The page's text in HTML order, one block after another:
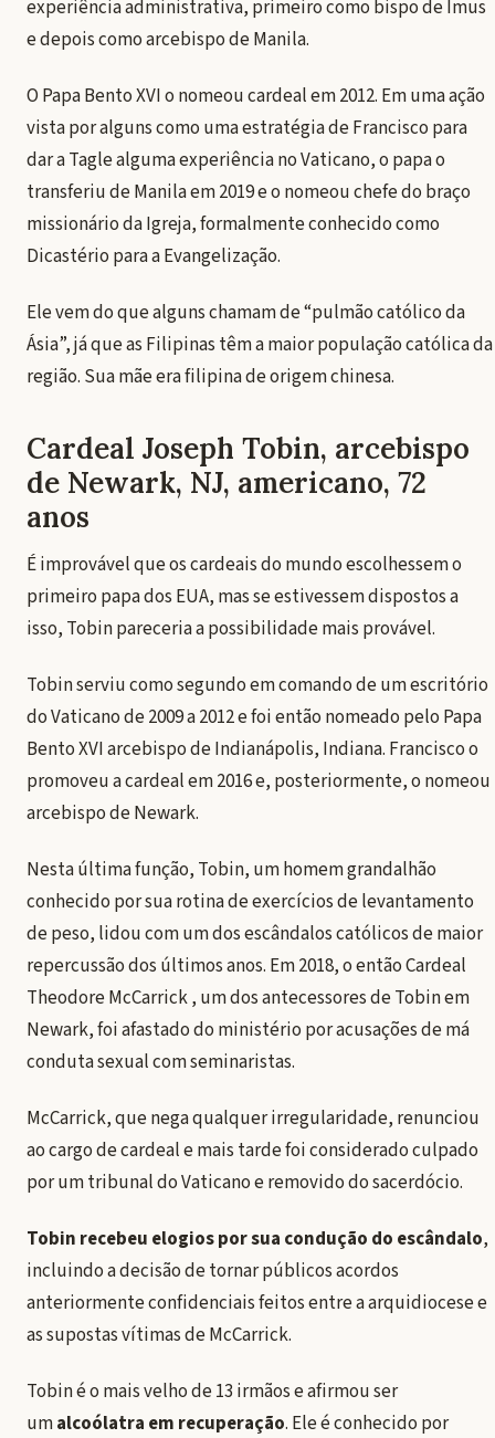
experiência administrativa, primeiro como bispo de Imus
e depois como arcebispo de Manila.
O Papa Bento XVI o nomeou cardeal em 2012. Em uma ação
vista por alguns como uma estratégia de Francisco para
dar a Tagle alguma experiência no Vaticano, o papa o
transferiu de Manila em 2019 e o nomeou chefe do braço
missionário da Igreja, formalmente conhecido como
Dicastério para a Evangelização.
Ele vem do que alguns chamam de “pulmão católico da
Ásia”, já que as Filipinas têm a maior população católica da
região. Sua mãe era filipina de origem chinesa.
Cardeal Joseph Tobin, arcebispo
de Newark, NJ, americano, 72
anos
É improvável que os cardeais do mundo escolhessem o
primeiro papa dos EUA, mas se estivessem dispostos a
isso, Tobin pareceria a possibilidade mais provável.
Tobin serviu como segundo em comando de um escritório
do Vaticano de 2009 a 2012 e foi então nomeado pelo Papa
Bento XVI arcebispo de Indianápolis, Indiana. Francisco o
promoveu a cardeal em 2016 e, posteriormente, o nomeou
arcebispo de Newark.
Nesta última função, Tobin, um homem grandalhão
conhecido por sua rotina de exercícios de levantamento
de peso, lidou com um dos escândalos católicos de maior
repercussão dos últimos anos. Em 2018, o então Cardeal
Theodore McCarrick , um dos antecessores de Tobin em
Newark, foi afastado do ministério por acusações de má
conduta sexual com seminaristas.
McCarrick, que nega qualquer irregularidade, renunciou
ao cargo de cardeal e mais tarde foi considerado culpado
por um tribunal do Vaticano e removido do sacerdócio.
Tobin recebeu elogios por sua condução do escândalo,
incluindo a decisão de tornar públicos acordos
anteriormente confidenciais feitos entre a arquidiocese e
as supostas vítimas de McCarrick.
Tobin é o mais velho de 13 irmãos e afirmou ser
umalcoólatra em recuperação. Ele é conhecido por